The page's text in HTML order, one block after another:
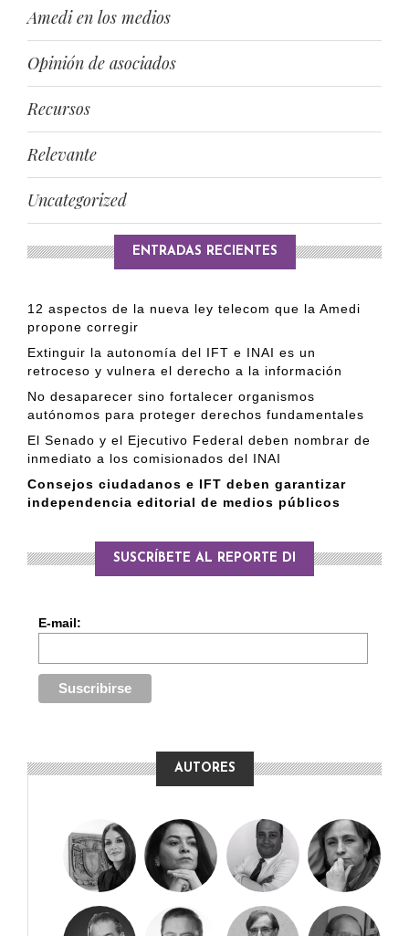
Amedi en los medios
Opinión de asociados
Recursos
Relevante
Uncategorized
ENTRADAS RECIENTES
12 aspectos de la nueva ley telecom que la Amedi
propone corregir
Extinguir la autonomía del IFT e INAI es un
retroceso y vulnera el derecho a la información
No desaparecer sino fortalecer organismos
autónomos para proteger derechos fundamentales
El Senado y el Ejecutivo Federal deben nombrar de
inmediato a los comisionados del INAI
Consejos ciudadanos e IFT deben garantizar
independencia editorial de medios públicos
SUSCRÍBETE AL REPORTE DI
E-mail:
AUTORES